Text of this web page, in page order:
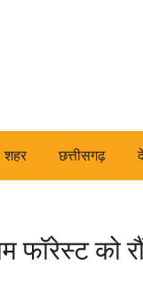
शहर छत्तीसगढ़
फॉरेस्ट को